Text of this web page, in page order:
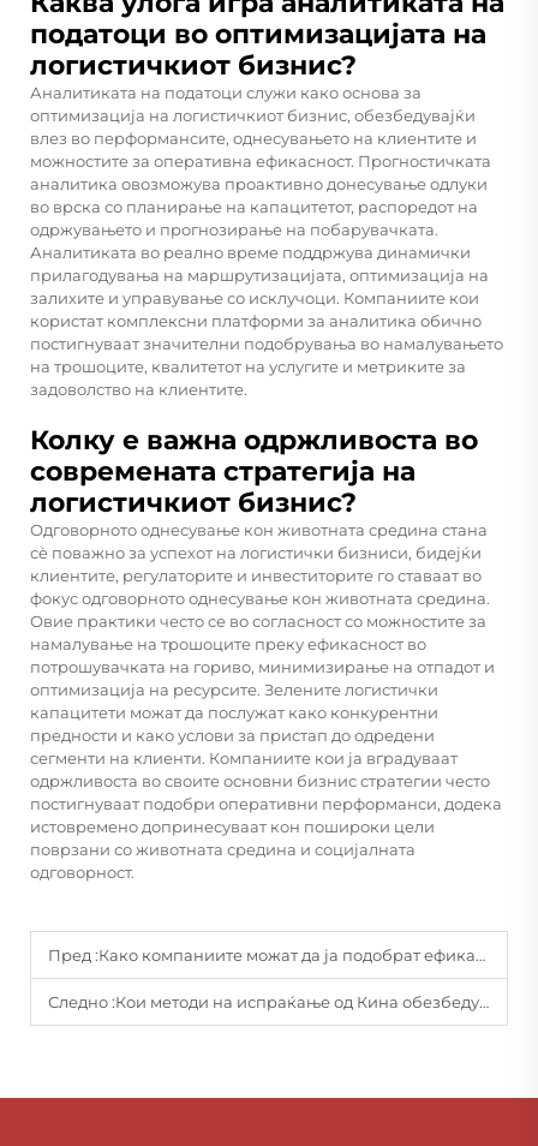
податоци во оптимизацијата на
логистичкиот бизнис?
Аналитиката на податоци служи како основа за
оптимизација на логистичкиот бизнис, обезбедувајќи
влез во перформансите, однесувањето на клиентите и
можностите за оперативна ефикасност. Прогностичката
аналитика овозможува проактивно донесување одлуки
во врска со планирање на капацитетот, распоредот на
одржувањето и прогнозирање на побарувачката.
Аналитиката во реално време поддржува динамички
прилагодувања на маршрутизацијата, оптимизација на
залихите и управување со исклучоци. Компаниите кои
користат комплексни платформи за аналитика обично
постигнуваат значителни подобрувања во намалувањето
на трошоците, квалитетот на услугите и метриките за
задоволство на клиентите.
Колку е важна одржливоста во
современата стратегија на
логистичкиот бизнис?
Одговорното однесување кон животната средина стана
сè поважно за успехот на логистички бизниси, бидејќи
клиентите, регулаторите и инвеститорите го ставаат во
фокус одговорното однесување кон животната средина.
Овие практики често се во согласност со можностите за
намалување на трошоците преку ефикасност во
потрошувачката на гориво, минимизирање на отпадот и
оптимизација на ресурсите. Зелените логистички
капацитети можат да послужат како конкурентни
предности и како услови за пристап до одредени
сегменти на клиенти. Компаниите кои ја вградуваат
одржливоста во своите основни бизнис стратегии често
постигнуваат подобри оперативни перформанси, додека
истовремено допринесуваат кон пошироки цели
поврзани со животната средина и социјалната
одговорност.
Пред :Како компаниите можат да ја подобрат ефикасноста на снабдувачката верига преку логистиката за воздушно транспортно превоз?
Следно :Кои методи на испраќање од Кина обезбедуваат најпосигурни меѓународни испораки?